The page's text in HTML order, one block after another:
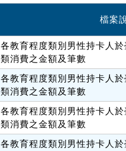
檔案
各教育程度類別男性持卡人
類消費之金額及筆數
各教育程度類別男性持卡人
類消費之金額及筆數
各教育程度類別男性持卡人
類消費之金額及筆數
各教育程度類別男性持卡人